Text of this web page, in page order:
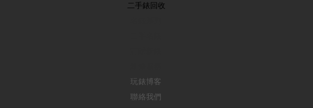
​二手錶回收
玩錶博客
聯絡我們